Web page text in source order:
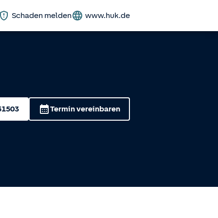
Schaden melden www.huk.de
Termin vereinbaren